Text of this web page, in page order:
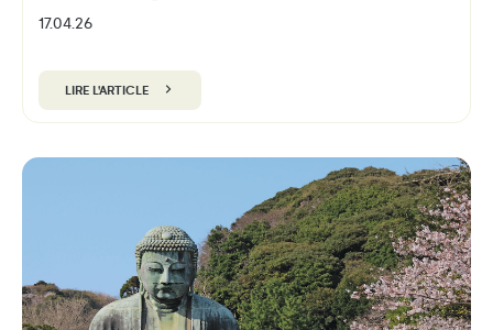
17.04.26
LIRE L'ARTICLE